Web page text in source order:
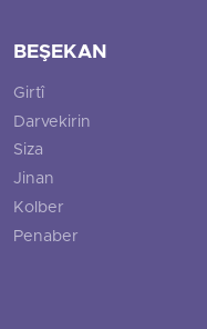
BEŞEKAN
Girtî
Darvekirin
Siza
Jinan
Kolber
Penaber